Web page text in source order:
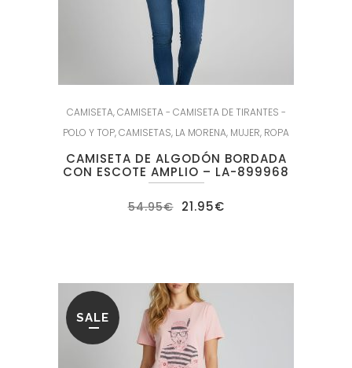
CAMISETA,CAMISETA - CAMISETA DE TIRANTES -
POLO Y TOP,CAMISETAS, LA MORENA, MUJER, ROPA
CAMISETA DE ALGODÓN BORDADA
CON ESCOTE AMPLIO – LA-899968
54.95€ El
precio
21.95€El
SALE